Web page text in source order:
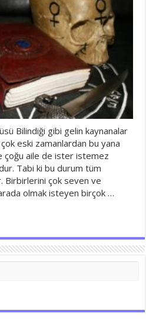
Bilindiği gibi gelin kaynanalar
çok eski zamanlardan bu yana
çoğu aile de ister istemez
Tabi ki bu durum tüm
Birbirlerini çok seven ve
olmak isteyen birçok …